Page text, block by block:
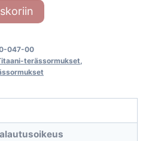
047-00
terässormukset,